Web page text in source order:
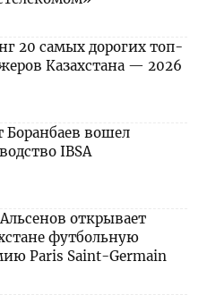
20 самых дорогих топ-
Казахстана — 2026
Боранбаев вошел
IBSA
открывает
футбольную
Paris Saint-Germain